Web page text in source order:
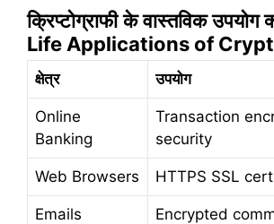
क्रिप्टोग्राफी के वास्तविक उपयोग
Life Applications of
क्षेत्र उपयोग
Online
Banking
Transaction
security
Web Browsers HTTPS SSL
Emails Encrypted